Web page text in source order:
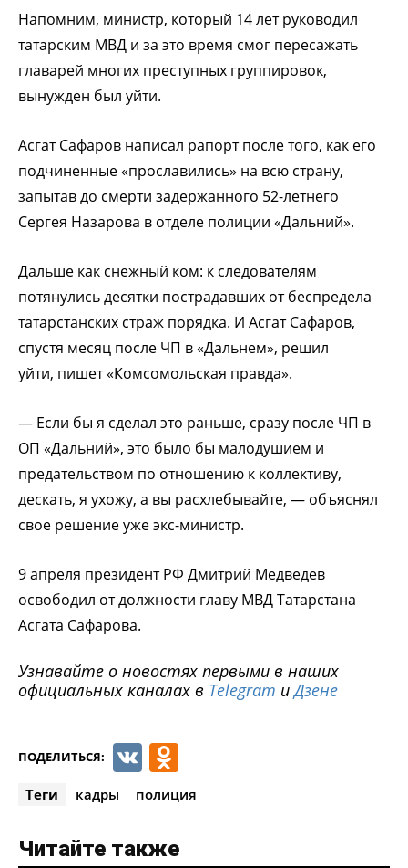
Напомним, министр, который 14 лет руководил
татарским МВД и за это время смог пересажать
главарей многих преступных группировок,
вынужден был уйти.
Асгат Сафаров написал рапорт после того, как его
подчиненные «прославились» на всю страну,
запытав до смерти задержанного 52-летнего
Сергея Назарова в отделе полиции «Дальний».
Дальше как снежный ком: к следователям
потянулись десятки пострадавших от беспредела
татарстанских страж порядка. И Асгат Сафаров,
спустя месяц после ЧП в «Дальнем», решил
уйти, пишет «Комсомольская правда».
— Если бы я сделал это раньше, сразу после ЧП в
ОП «Дальний», это было бы малодушием и
предательством по отношению к коллективу,
дескать, я ухожу, а вы расхлебывайте, — объяснял
свое решение уже экс-министр.
9 апреля президент РФ Дмитрий Медведев
освободил от должности главу МВД Татарстана
Асгата Сафарова.
Узнавайте о новостях первыми в наших
официальных каналах в Telegram иДзене
ПОДЕЛИТЬСЯ: VK
Теги кадры полиция
Читайте также